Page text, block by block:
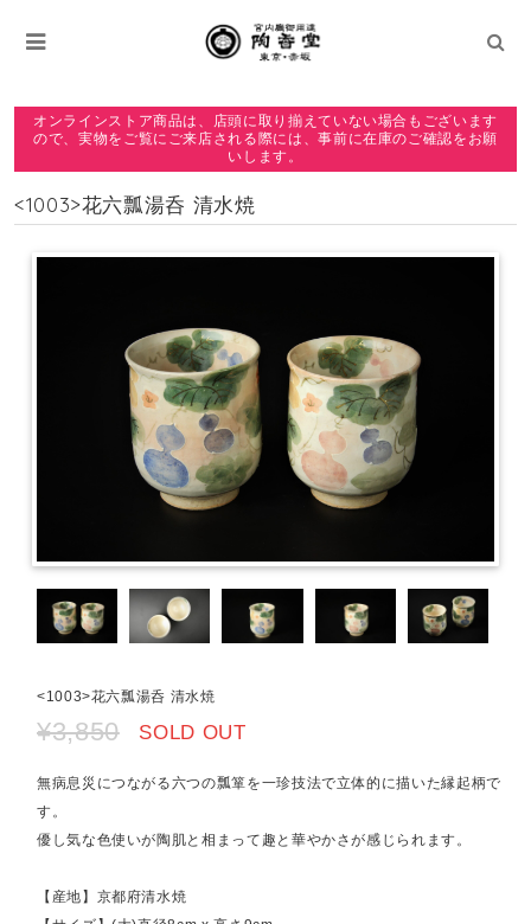
オンラインストア商品は、店頭に取り揃えていない場合もございます
ので、実物をご覧にご来店される際には、事前に在庫のご確認をお願
いします。
<1003>花六瓢湯呑 清水焼
<1003>花六瓢湯呑 清水焼
¥3,850 SOLD OUT
無病息災につながる六つの瓢箪を一珍技法で立体的に描いた縁起柄で
す。
優し気な色使いが陶肌と相まって趣と華やかさが感じられます。
【産地】京都府清水焼